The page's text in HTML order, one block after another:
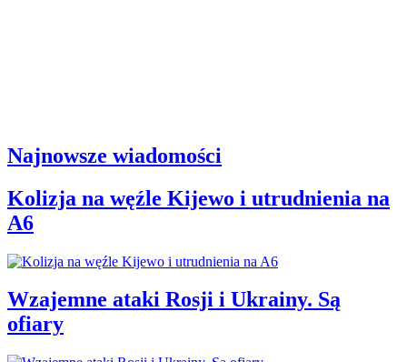
Najnowsze wiadomości
Kolizja na węźle Kijewo i utrudnienia na
A6
Wzajemne ataki Rosji i Ukrainy. Są
ofiary